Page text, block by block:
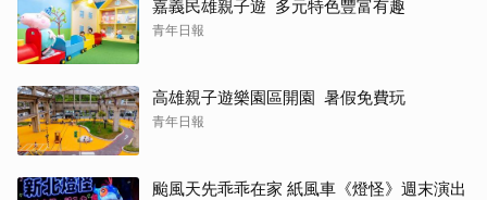
嘉義民雄親子遊 多元特色豐富有趣
青年日報
高雄親子遊樂園區開園 暑假免費玩
青年日報
颱風天先乖乖在家 紙風車《燈怪》週末演出